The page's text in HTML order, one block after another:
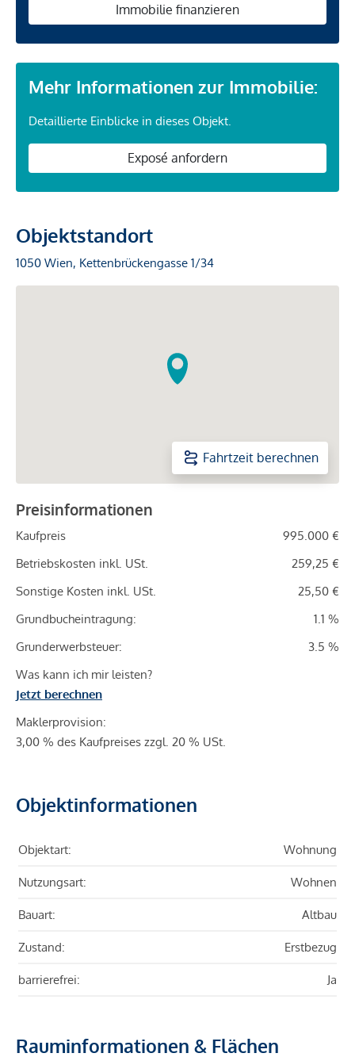
Immobilie finanzieren
Mehr Informationen zur Immobilie:
Detaillierte Einblicke in dieses Objekt.
Exposé anfordern
Objektstandort
1050 Wien, Kettenbrückengasse 1/34
Fahrtzeit berechnen
Preisinformationen
Kaufpreis
995.000 €
Betriebskosten inkl. USt.
259,25 €
Sonstige Kosten inkl. USt.
25,50 €
Grundbucheintragung:
1.1 %
Grunderwerbsteuer:
3.5 %
Was kann ich mir leisten?
Jetzt berechnen
Maklerprovision:
3,00 % des Kaufpreises zzgl. 20 % USt.
Objektinformationen
Objektart: Wohnung
Nutzungsart: Wohnen
Bauart: Altbau
Zustand: Erstbezug
barrierefrei: Ja
Rauminformationen & Flächen